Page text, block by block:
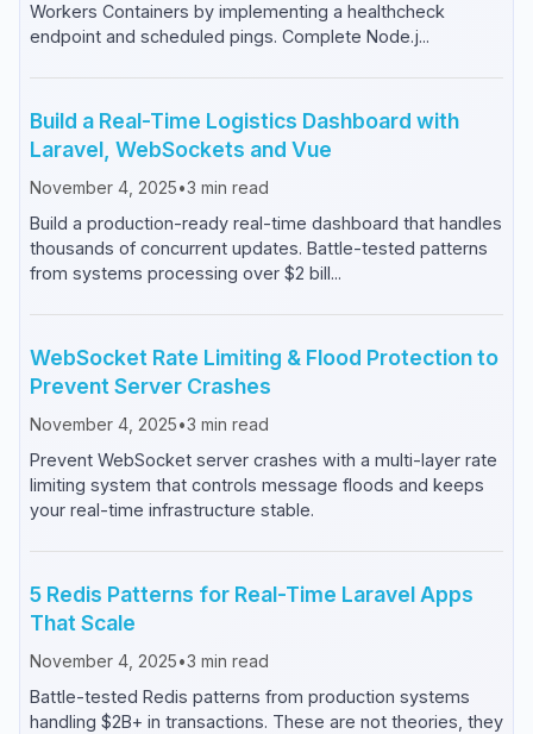
Workers Containers by implementing a healthcheck
endpoint and scheduled pings. Complete Node.j...
Build a Real-Time Logistics Dashboard with
Laravel, WebSockets and Vue
November 4, 2025•3 min read
Build a production-ready real-time dashboard that handles
thousands of concurrent updates. Battle-tested patterns
from systems processing over $2 bill...
WebSocket Rate Limiting & Flood Protection to
Prevent Server Crashes
November 4, 2025•3 min read
Prevent WebSocket server crashes with a multi-layer rate
limiting system that controls message floods and keeps
your real-time infrastructure stable.
5 Redis Patterns for Real-Time Laravel Apps
That Scale
November 4, 2025•3 min read
Battle-tested Redis patterns from production systems
handling $2B+ in transactions. These are not theories, they